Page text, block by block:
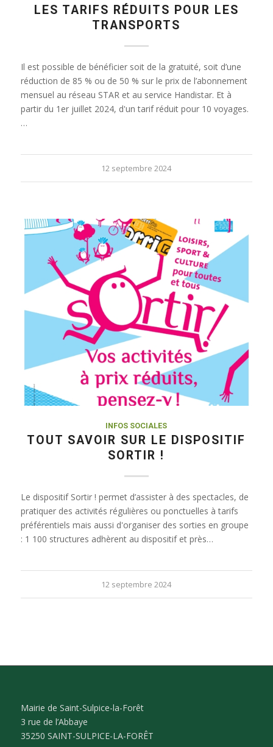
LES TARIFS RÉDUITS POUR LES
TRANSPORTS
Il est possible de bénéficier soit de la gratuité, soit d’une
réduction de 85 % ou de 50 % sur le prix de l’abonnement
mensuel au réseau STAR et au service Handistar. Et à
partir du 1er juillet 2024, d'un tarif réduit pour 10 voyages.
…
12 septembre 2024
INFOS SOCIALES
TOUT SAVOIR SUR LE DISPOSITIF
SORTIR !
Le dispositif Sortir ! permet d’assister à des spectacles, de
pratiquer des activités régulières ou ponctuelles à tarifs
préférentiels mais aussi d'organiser des sorties en groupe
: 1 100 structures adhèrent au dispositif et près…
12 septembre 2024
Mairie de Saint-Sulpice-la-Forêt
3 rue de l’Abbaye
35250 SAINT-SULPICE-LA-FORÊT